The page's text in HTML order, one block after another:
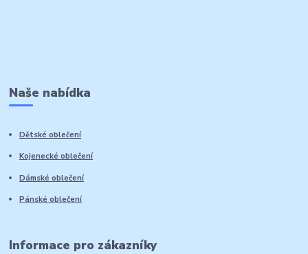
Naše nabídka
Dětské oblečení
Kojenecké oblečení
Dámské oblečení
Pánské oblečení
Informace pro zákazníky